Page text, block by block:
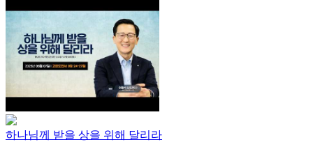
하나님께 받을 상을 위해 달리라